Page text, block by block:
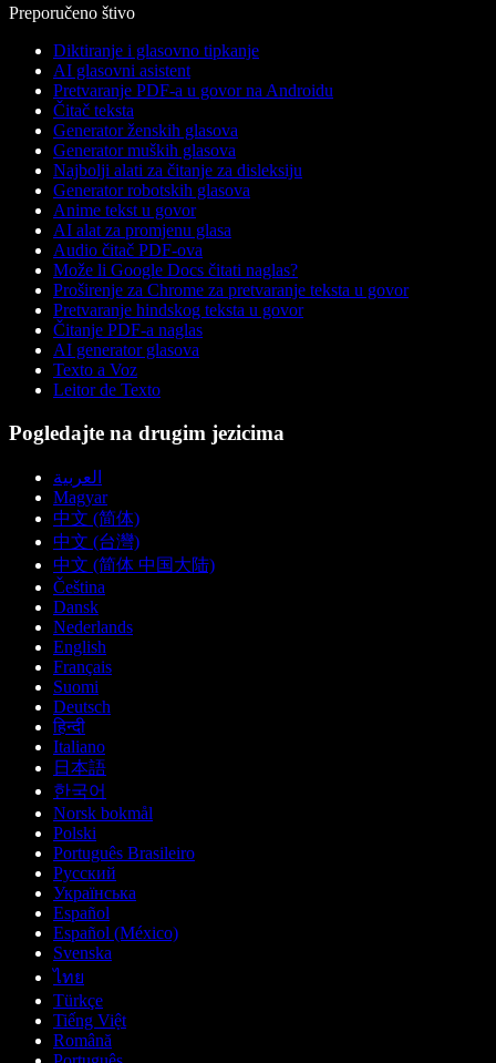
Preporučeno štivo
Diktiranje i glasovno tipkanje
AI glasovni asistent
Pretvaranje PDF-a u govor na Androidu
Čitač teksta
Generator ženskih glasova
Generator muških glasova
Najbolji alati za čitanje za disleksiju
Generator robotskih glasova
Anime tekst u govor
AI alat za promjenu glasa
Audio čitač PDF-ova
Može li Google Docs čitati naglas?
Proširenje za Chrome za pretvaranje teksta u govor
Pretvaranje hindskog teksta u govor
Čitanje PDF-a naglas
AI generator glasova
Texto a Voz
Leitor de Texto
Pogledajte na drugim jezicima
العربية
Magyar
中文 (简体)
中文 (台灣)
中文 (简体 中国大陆)
Čeština
Dansk
Nederlands
English
Français
Suomi
Deutsch
हिन्दी
Italiano
日本語
한국어
Norsk bokmål
Polski
Português Brasileiro
Русский
Українська
Español
Español (México)
Svenska
ไทย
Türkçe
Tiếng Việt
Română